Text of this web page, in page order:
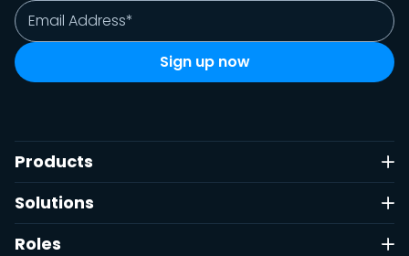
Products
Solutions
Roles